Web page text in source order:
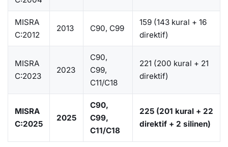
MISRA
C:2012
2013 C90, C99
159 (143 kural + 16
direktif)
MISRA
C:2023
2023
C90,
C99,
C11/C18
221 (200 kural + 21
direktif)
MISRA
C:2025
2025
C90,
C99,
C11/C18
225 (201 kural + 22
direktif + 2 silinen)